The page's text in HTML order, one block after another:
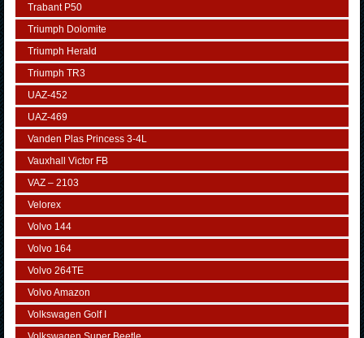
Trabant P50
Triumph Dolomite
Triumph Herald
Triumph TR3
UAZ-452
UAZ-469
Vanden Plas Princess 3-4L
Vauxhall Victor FB
VAZ – 2103
Velorex
Volvo 144
Volvo 164
Volvo 264TE
Volvo Amazon
Volkswagen Golf I